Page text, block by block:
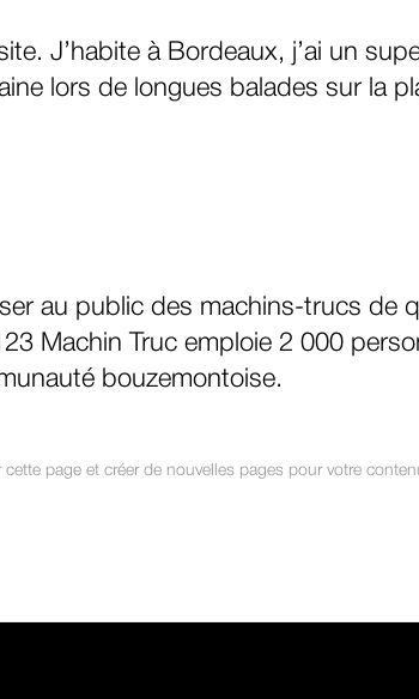
J’habite à Bordeaux, j’ai un
lors de longues balades sur la
au public des machins-trucs de
Machin Truc emploie 2 000
bouzemontoise.
cette page et créer de nouvelles pages pour votre